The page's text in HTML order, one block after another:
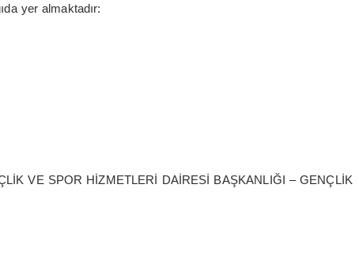
yer almaktadır:
VE SPOR HİZMETLERİ DAİRESİ BAŞKANLIĞI – GENÇLİK